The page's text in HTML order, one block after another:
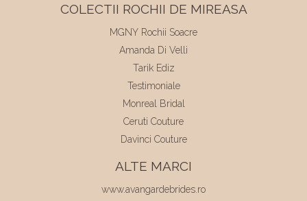
COLECTII ROCHII DE MIREASA
MGNY Rochii Soacre
Amanda Di Velli
Tarik Ediz
Testimoniale
Monreal Bridal
Ceruti Couture
Davinci Couture
ALTE MARCI
www.avangardebrides.ro